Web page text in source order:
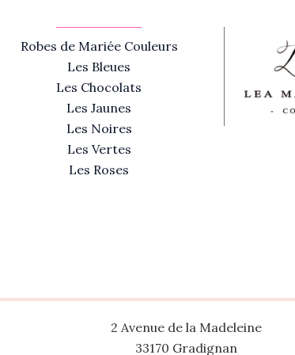
Robes de Mariée Couleurs
Les Bleues
Les Chocolats
Les Jaunes
Les Noires
Les Vertes
Les Roses
2 Avenue de la Madeleine
33170 Gradignan